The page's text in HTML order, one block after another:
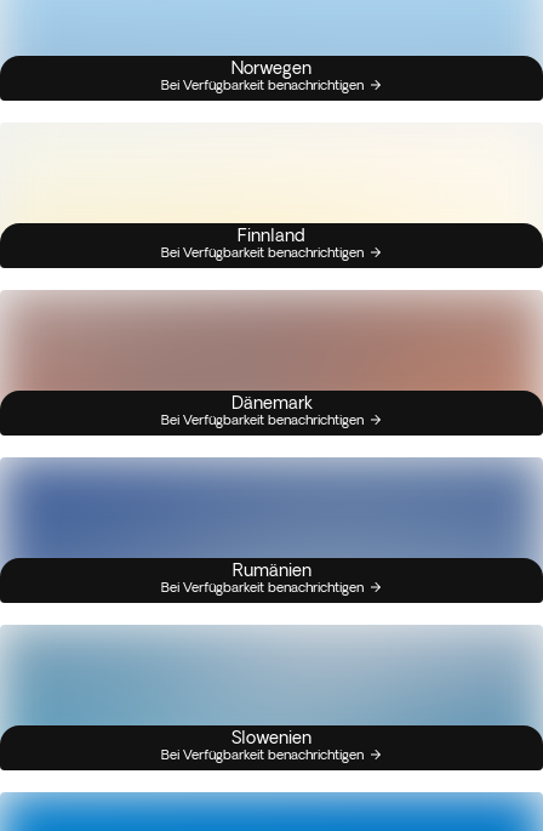
Norwegen
Bei Verfügbarkeit benachrichtigen
Finnland
Bei Verfügbarkeit benachrichtigen
Dänemark
Bei Verfügbarkeit benachrichtigen
Rumänien
Bei Verfügbarkeit benachrichtigen
Slowenien
Bei Verfügbarkeit benachrichtigen